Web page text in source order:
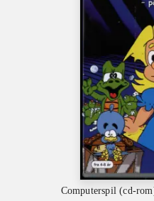
Computerspil (cd-